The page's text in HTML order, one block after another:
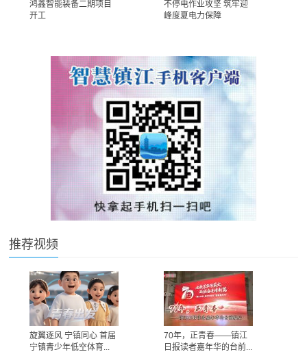
鸿鑫智能装备二期项目
开工
不停电作业攻坚 筑牢迎
峰度夏电力保障
推荐视频
旋翼逐风 宁镇同心 首届
宁镇青少年低空体育...
70年，正青春——镇江
日报读者嘉年华的台前...